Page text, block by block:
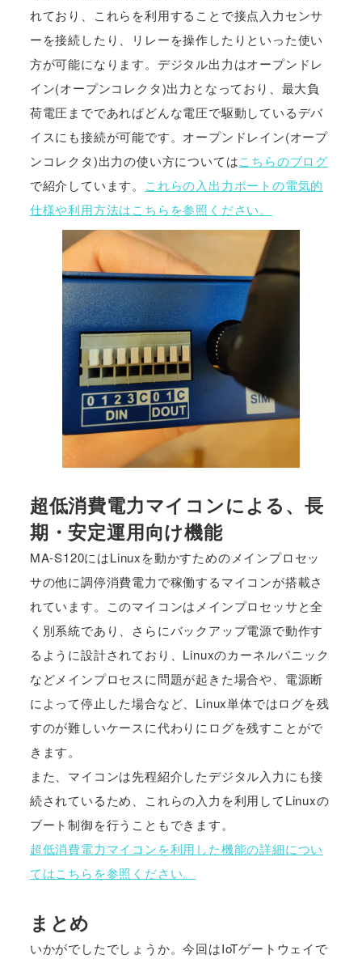
れており、これらを利用することで接点入力センサ
ーを接続したり、リレーを操作したりといった使い
方が可能になります。デジタル出力はオープンドレ
イン(オープンコレクタ)出力となっており、最大負
荷電圧までであればどんな電圧で駆動しているデバ
イスにも接続が可能です。オープンドレイン(オープ
ンコレクタ)出力の使い方についてはこちらのブログ
で紹介しています。 これらの入出力ポートの電気的
仕様や利用方法はこちらを参照ください。
超低消費電力マイコンによる、長
期・安定運用向け機能
MA-S120にはLinuxを動かすためのメインプロセッ
サの他に調停消費電力で稼働するマイコンが搭載さ
れています。このマイコンはメインプロセッサと全
く別系統であり、さらにバックアップ電源で動作す
るように設計されており、Linuxのカーネルパニック
などメインプロセスに問題が起きた場合や、電源断
によって停止した場合など、Linux単体ではログを残
すのが難しいケースに代わりにログを残すことがで
きます。
また、マイコンは先程紹介したデジタル入力にも接
続されているため、これらの入力を利用してLinuxの
ブート制御を行うこともできます。
超低消費電力マイコンを利用した機能の詳細につい
てはこちらを参照ください。
まとめ
いかがでしたでしょうか。今回はIoTゲートウェイで